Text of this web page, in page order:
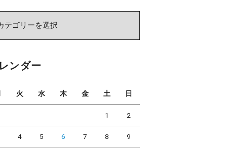
ンダー
火 水 木 金 土 日
1 2
4 5 6 7 8 9